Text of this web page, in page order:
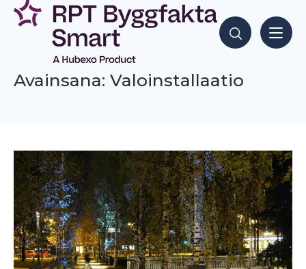
Siirry
sisältöön
Hae sisältöjä
Avainsana: Valoinstallaatio